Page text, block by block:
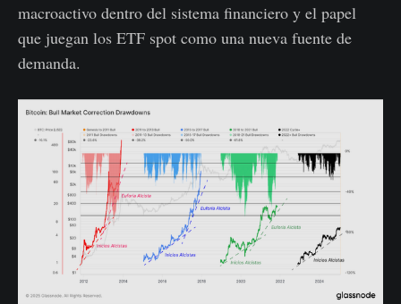
macroactivo dentro del sistema financiero y el papel
que juegan los ETF spot como una nueva fuente de
demanda.